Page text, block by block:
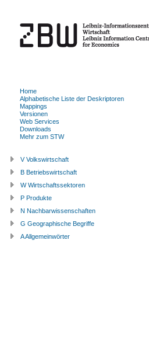
Home
Alphabetische Liste der Deskriptoren
Mappings
Versionen
Web Services
Downloads
Mehr zum STW
V Volkswirtschaft
B Betriebswirtschaft
W Wirtschaftssektoren
P Produkte
N Nachbarwissenschaften
G Geographische Begriffe
A Allgemeinwörter